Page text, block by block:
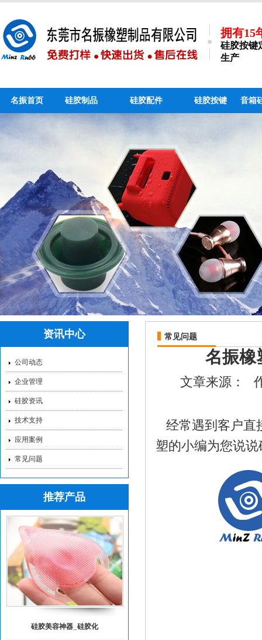
拥有15
硅胶按键
生产
名振首页 硅胶制品 硅胶配件 硅胶按键 音箱
常见问题
名振橡
文章来源：
经常遇到客户直
塑的小编为您说
资讯中心
公司动态
企业管理
硅胶资讯
技术支持
应用案例
常见问题
推荐产品
硅胶手机支架_个性硅
硅胶吸管_液态硅胶吸
硅胶保护套_硅胶保护
红色硅胶储物盒_方形